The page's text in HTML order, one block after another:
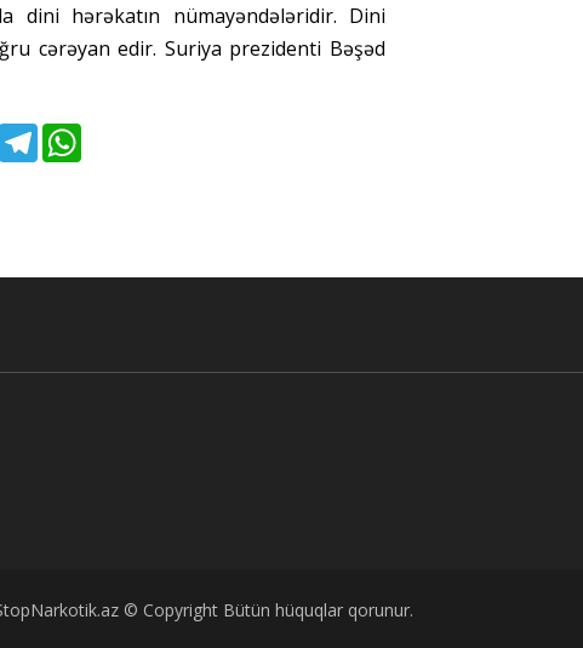
dini hərəkatın nümayəndələridir. Dini
cərəyan edir. Suriya prezidenti Bəşəd
VK Telegram
© Copyright Bütün hüquqlar qorunur.